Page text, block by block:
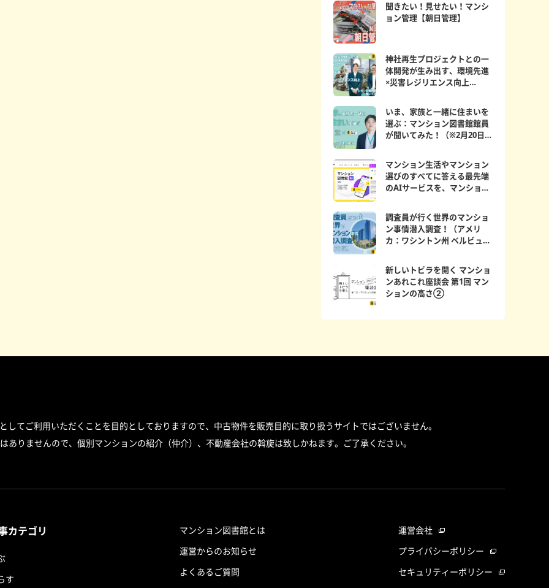
聞きたい！見せたい！マンシ
ョン管理【朝日管理】
神社再生プロジェクトとの一
体開発が生み出す、環境先進
×災害レジリエンス向上
いま、家族と一緒に住まいを
選ぶ：マンション図書館館員
が聞いてみた！（※2月20日更
マンション生活やマンション
選びのすべてに答える最先端
のAIサービスを、マンション
調査員が行く世界のマンショ
ン事情潜入調査！（アメリ
カ：ワシントン州 ベルビュー
新しいトビラを開く マンショ
ンあれこれ座談会 第1回 マン
ションの高さ②
てご利用いただくことを目的としておりますので、中古物件を販売目的に取り扱うサイトではございません。
ありませんので、個別マンションの紹介（仲介）、不動産会社の斡旋は致しかねます。ご了承ください。
カテゴリ
す
マンション図書館とは
運営からのお知らせ
よくあるご質問
運営会社
プライバシーポリシー
セキュリティーポリシー